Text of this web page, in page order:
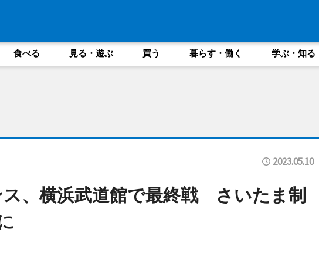
食べる 見る・遊ぶ 買う 暮らす・働く 学ぶ・知る
2023.05.10
、横浜武道館で最終戦 さいたま制